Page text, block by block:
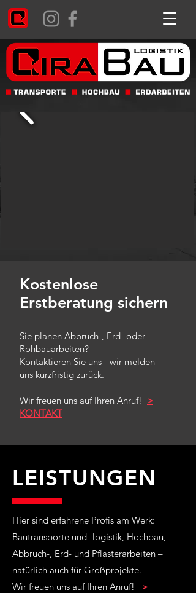
Kostenlose
Erstberatung sichern
Sie planen Abbruch-, Erd- oder
Rohbauarbeiten?
Kontaktieren Sie uns - wir melden
uns kurzfristig zurück.
Wir freuen uns auf Ihren Anruf! >
KONTAKT
LEISTUNGEN
Hier sind erfahrene Profis am Werk:
Bautransporte und -logistik, Hochbau,
Abbruch-, Erd- und Pflasterarbeiten –
natürlich auch für Großprojekte.
Wir freuen uns auf Ihren Anruf! >